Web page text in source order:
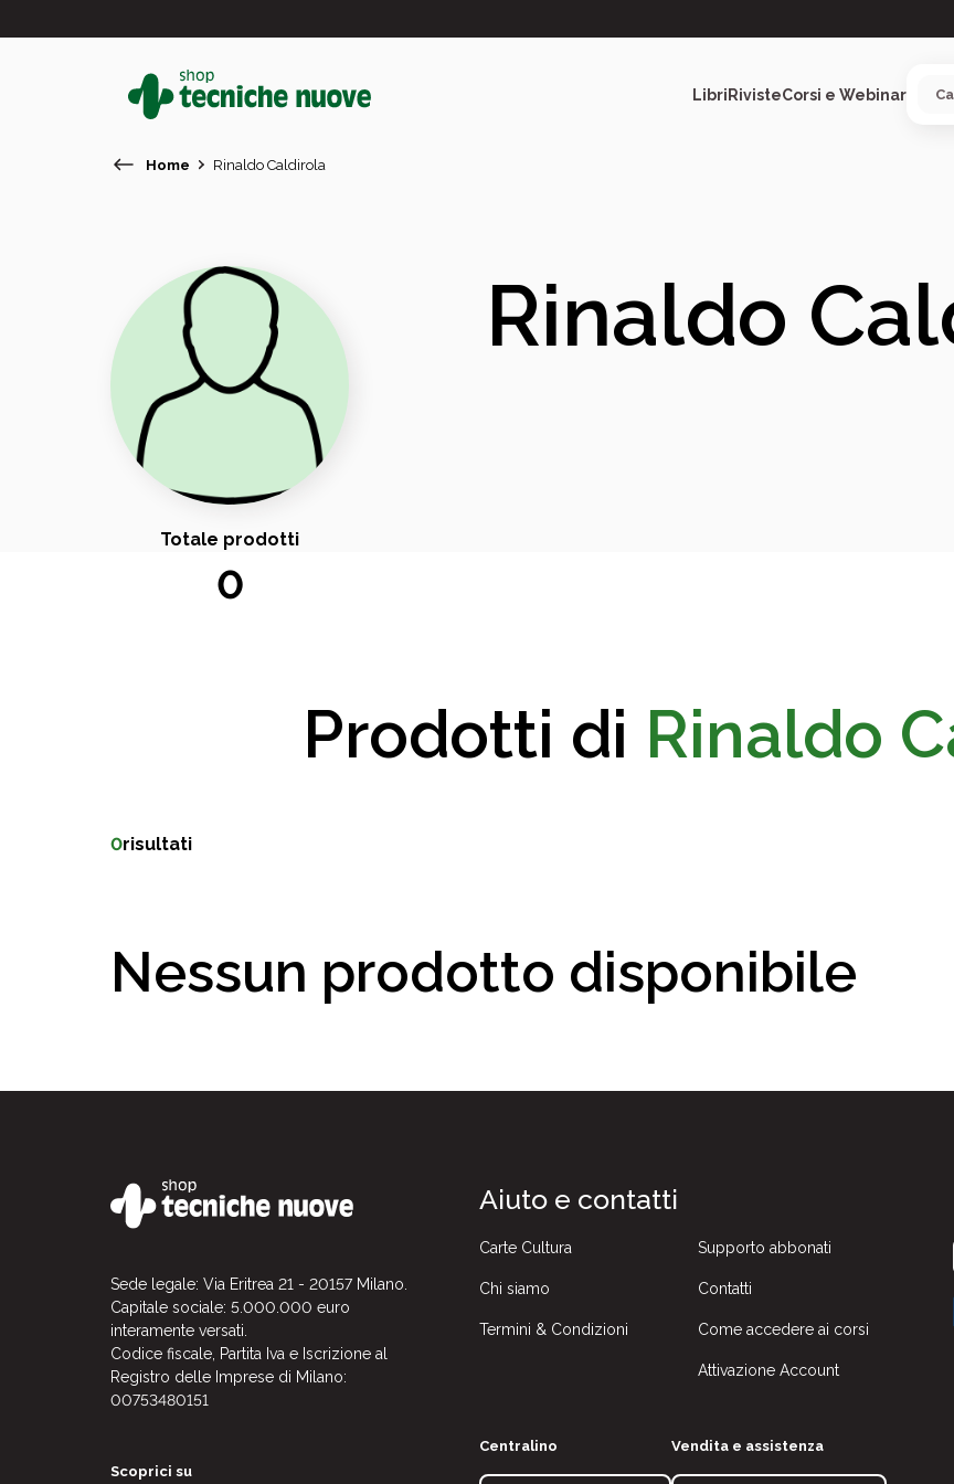
LibriRivisteCorsi e Webinar
In primo piano
Home Rinaldo Caldirola
Totale prodotti
0
Rinaldo
Prodotti di Rinaldo
0risultati
Nessun prodotto disponibile
Sede legale: Via Eritrea 21 - 20157 Milano.
Capitale sociale: 5.000.000 euro
interamente versati.
Codice fiscale, Partita Iva e Iscrizione al
Registro delle Imprese di Milano:
00753480151
Scoprici su
Aiuto e contatti
Carte Cultura
Chi siamo
Termini & Condizioni
Supporto abbonati
Contatti
Come accedere ai corsi
Attivazione Account
Centralino Vendita e assistenza